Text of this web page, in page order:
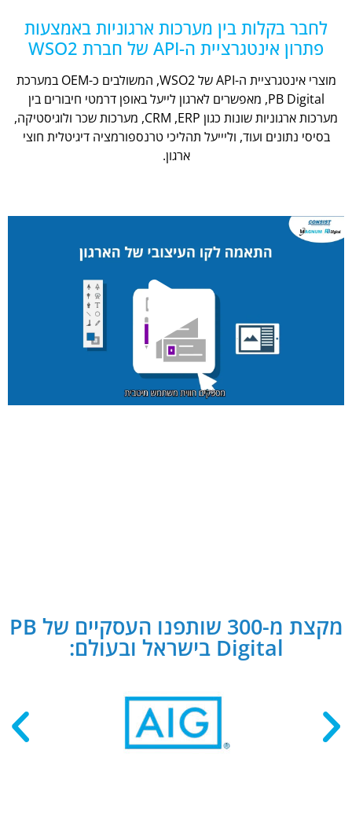
לחבר בקלות בין מערכות ארגוניות באמצעות
פתרון אינטגרציית ה-API של חברת WSO2
מוצרי אינטגרציית ה-API של WSO2, המשולבים כ-OEM במערכת
PB Digital, מאפשרים לארגון לייעל באופן דרמטי חיבורים בין
מערכות ארגוניות שונות כגון CRM ,ERP, מערכות שכר ולוגיסטיקה,
בסיסי נתונים ועוד, וליייעל תהליכי טרנספורמציה דיגיטלית חוצי
ארגון.
מקצת מ-300 שותפנו העסקיים של PB
Digital בישראל ובעולם: